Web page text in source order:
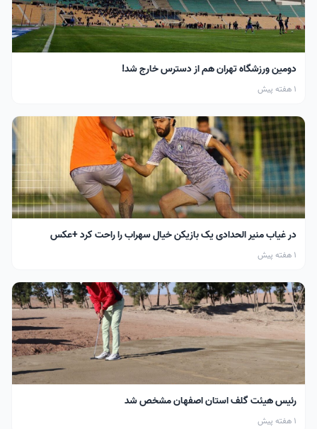
دومین ورزشگاه تهران هم از دسترس خارج شد!
1 هفته پیش
در غیاب منیر الحدادی یک بازیکن خیال سهراب را راحت کرد +عکس
1 هفته پیش
رئیس هیئت گلف استان اصفهان مشخص شد
1 هفته پیش